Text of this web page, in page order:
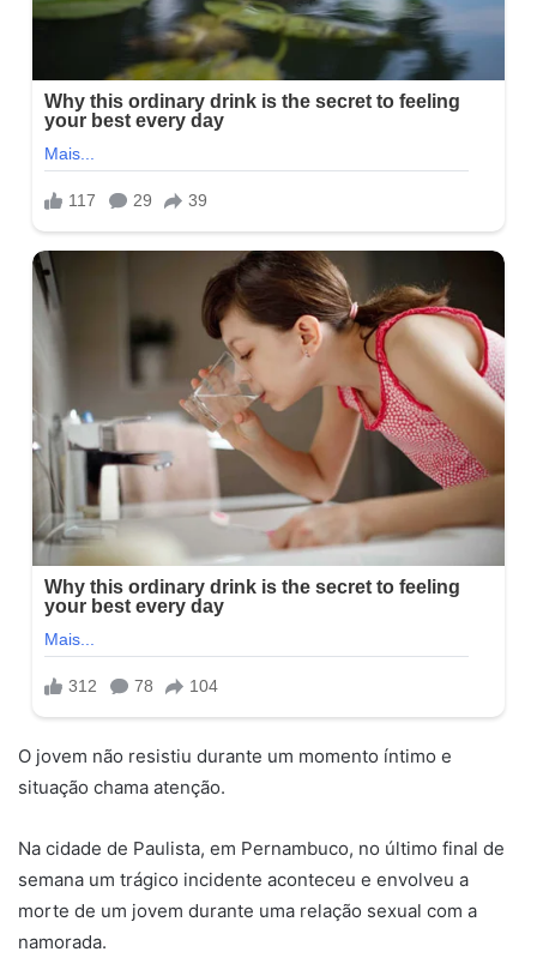
O jovem não resistiu durante um momento íntimo e
situação chama atenção.
Na cidade de Paulista, em Pernambuco, no último final de
semana um trágico incidente aconteceu e envolveu a
morte de um jovem durante uma relação sexual com a
namorada.